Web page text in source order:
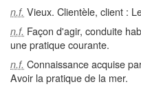
n.f. Vieux. Clientèle, client :
n.f. Façon d'agir, conduite
une pratique courante.
n.f. Connaissance acquise
Avoir la pratique de la mer.